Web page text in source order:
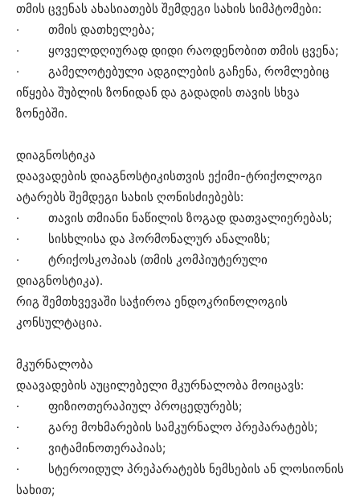
თმის ცვენას ახასიათებს შემდეგი სახის სიმპტომები:
· თმის დათხელება;
· ყოველდღიურად დიდი რაოდენობით თმის ცვენა;
· გამელოტებული ადგილების გაჩენა, რომლებიც
იწყება შუბლის ზონიდან და გადადის თავის სხვა
ზონებში.
დიაგნოსტიკა
დაავადების დიაგნოსტიკისთვის ექიმი-ტრიქოლოგი
ატარებს შემდეგი სახის ღონისძიებებს:
· თავის თმიანი ნაწილის ზოგად დათვალიერებას;
· სისხლისა და ჰორმონალურ ანალიზს;
· ტრიქოსკოპიას (თმის კომპიუტერული
დიაგნოსტიკა).
რიგ შემთხვევაში საჭიროა ენდოკრინოლოგის
კონსულტაცია.
მკურნალობა
დაავადების აუცილებელი მკურნალობა მოიცავს:
· ფიზიოთერაპიულ პროცედურებს;
· გარე მოხმარების სამკურნალო პრეპარატებს;
· ვიტამინოთერაპიას;
· სტეროიდულ პრეპარატებს ნემსების ან ლოსიონის
სახით;